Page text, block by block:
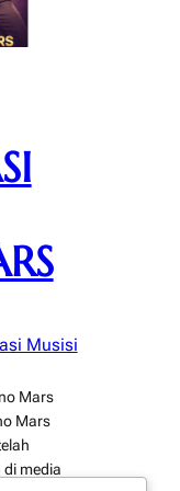
Musisi
Mars
Mars
media